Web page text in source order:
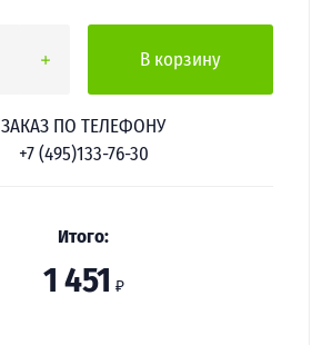
В корзину
ЗАКАЗ ПО ТЕЛЕФОНУ
+7 (495)133-76-30
Итого:
1 451 ₽